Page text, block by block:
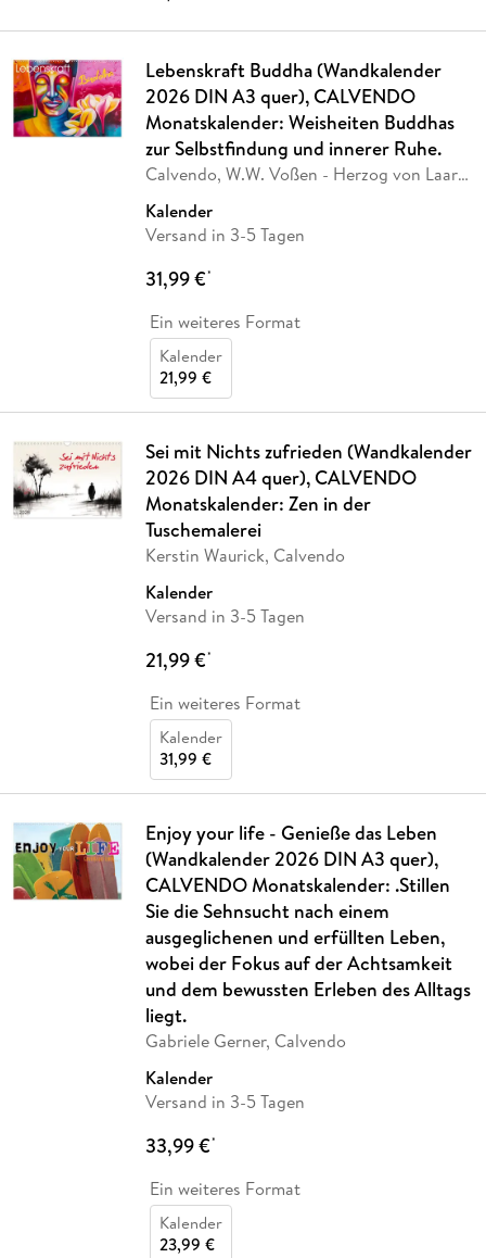
Lebenskraft Buddha (Wandkalender
2026 DIN A3 quer), CALVENDO
Monatskalender: Weisheiten Buddhas
zur Selbstfindung und innerer Ruhe.
Calvendo, W.W. Voßen - Herzog von Laar
Kalender
Versand in 3-5 Tagen
31,99 €*
Ein weiteres Format
Kalender
21,99 €
Sei mit Nichts zufrieden (Wandkalender
2026 DIN A4 quer), CALVENDO
Monatskalender: Zen in der
Tuschemalerei
Kerstin Waurick, Calvendo
Kalender
Versand in 3-5 Tagen
21,99 €*
Ein weiteres Format
Kalender
31,99 €
Enjoy your life - Genieße das Leben
(Wandkalender 2026 DIN A3 quer),
CALVENDO Monatskalender: .Stillen
Sie die Sehnsucht nach einem
ausgeglichenen und erfüllten Leben,
wobei der Fokus auf der Achtsamkeit
und dem bewussten Erleben des Alltags
liegt.
Gabriele Gerner, Calvendo
Kalender
Versand in 3-5 Tagen
33,99 €*
Ein weiteres Format
Kalender
23,99 €